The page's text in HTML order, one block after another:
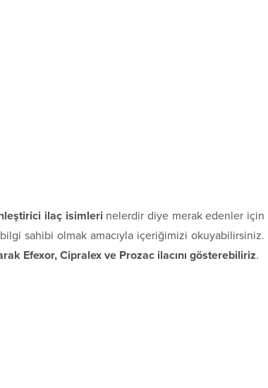
ilaç isimleri nelerdir diye merak edenler için
sahibi olmak amacıyla içeriğimizi okuyabilirsiniz.
Efexor, Cipralex ve Prozac ilacını gösterebiliriz.